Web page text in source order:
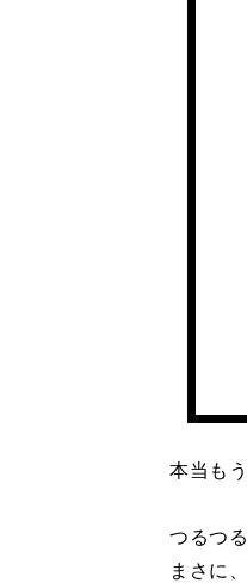
本当も
つるつ
まさに